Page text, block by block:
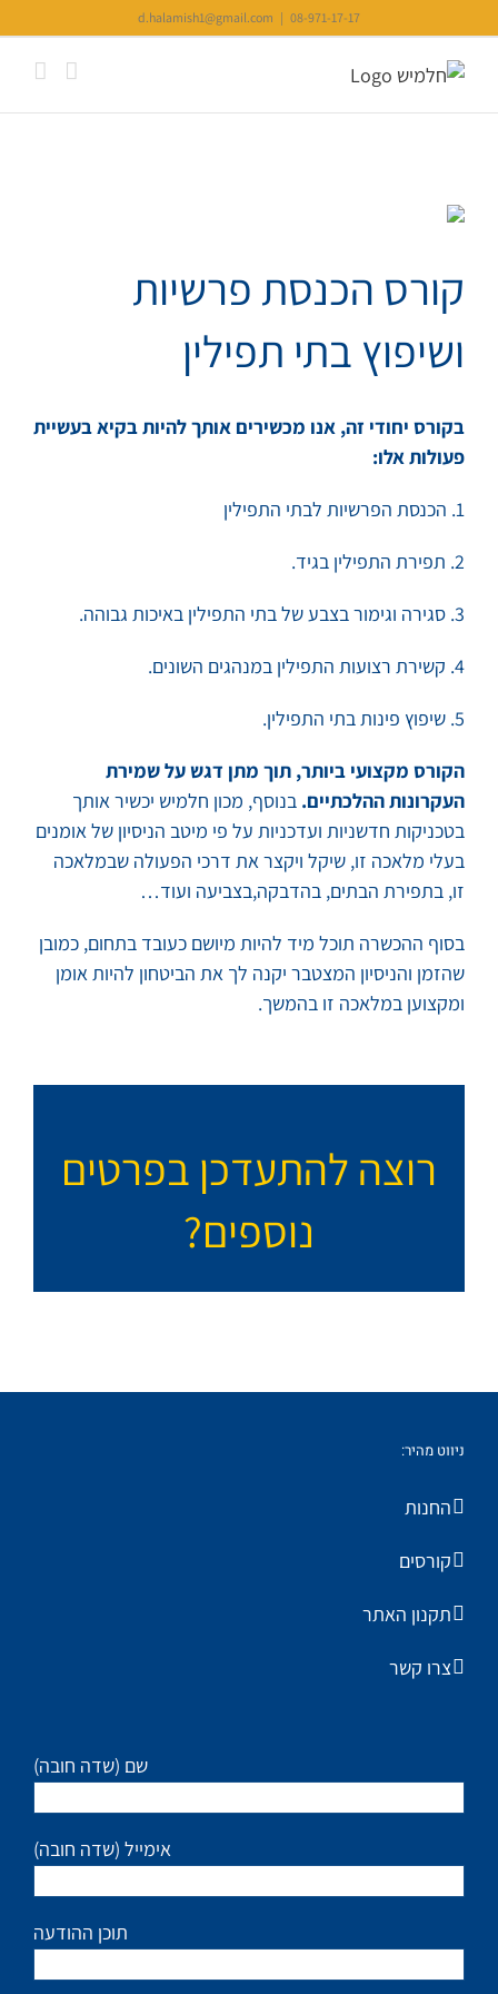
to
content
08-971-17-17
|
d.halamish1@gmail.com
קורס הכנסת פרשיות
ושיפוץ בתי תפילין
בקורס יחודי זה, אנו מכשירים אותך להיות בקיא בעשיית
פעולות אלו:
1. הכנסת הפרשיות לבתי התפילין
2. תפירת התפילין בגיד.
3. סגירה וגימור בצבע של בתי התפילין באיכות גבוהה.
4. קשירת רצועות התפילין במנהגים השונים.
5. שיפוץ פינות בתי התפילין.
הקורס מקצועי ביותר, תוך מתן דגש על שמירת
העקרונות ההלכתיים. בנוסף, מכון חלמיש יכשיר אותך
בטכניקות חדשניות ועדכניות על פי מיטב הניסיון של אומנים
בעלי מלאכה זו, שיקל ויקצר את דרכי הפעולה שבמלאכה
זו, בתפירת הבתים, בהדבקה,בצביעה ועוד…
בסוף ההכשרה תוכל מיד להיות מיושם כעובד בתחום, כמובן
שהזמן והניסיון המצטבר יקנה לך את הביטחון להיות אומן
ומקצוען במלאכה זו בהמשך.
רוצה להתעדכן בפרטים
נוספים?
ניווט מהיר:
החנות
קורסים
תקנון האתר
צרו קשר
(שם (שדה חובה
(אימייל (שדה חובה
תוכן ההודעה